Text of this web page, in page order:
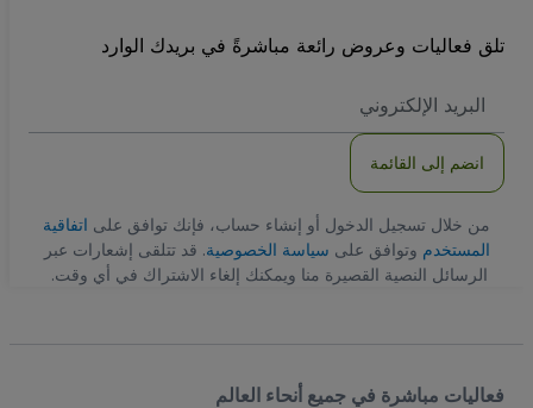
تلق فعاليات وعروض رائعة مباشرةً في بريدك الوارد
الاكتروني
انضم إلى القائمة
من خلال تسجيل الدخول أو إنشاء حساب، فإنك توافق على اتفاقية
المستخدم وتوافق على سياسة الخصوصية. قد تتلقى إشعارات عبر
الرسائل النصية القصيرة منا ويمكنك إلغاء الاشتراك في أي وقت.
فعاليات مباشرة في جميع أنحاء العالم